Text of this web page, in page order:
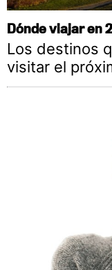
Dónde viajar en
Los destinos
visitar el